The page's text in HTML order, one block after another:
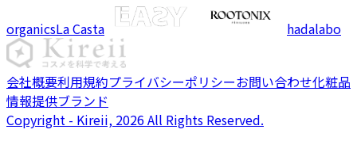
organicsLa Casta hadalabo
会社概要利用規約プライバシーポリシーお問い合わせ化粧品
情報提供ブランド
Copyright - Kireii, 2026 All Rights Reserved.